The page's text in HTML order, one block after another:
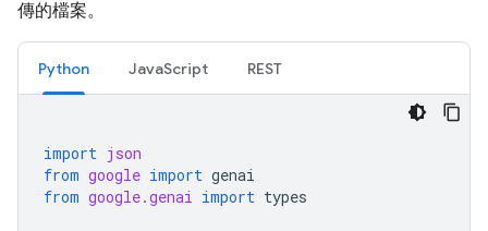
傳的檔案。
Python JavaScript REST
import json
from google import genai
from google.genai import types